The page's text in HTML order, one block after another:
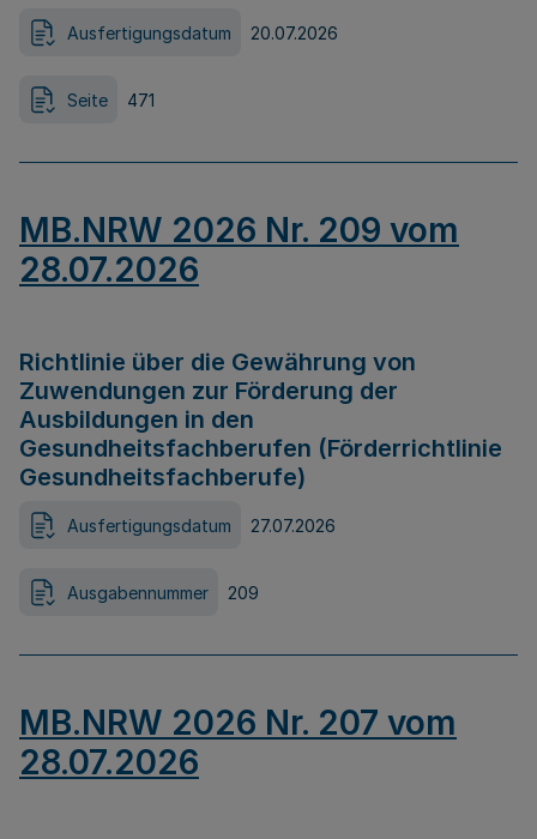
Ausfertigungsdatum 20.07.2026
Seite 471
MB.NRW 2026 Nr. 209 vom
28.07.2026
Richtlinie über die Gewährung von
Zuwendungen zur Förderung der
Ausbildungen in den
Gesundheitsfachberufen (Förderrichtlinie
Gesundheitsfachberufe)
Ausfertigungsdatum 27.07.2026
Ausgabennummer 209
MB.NRW 2026 Nr. 207 vom
28.07.2026